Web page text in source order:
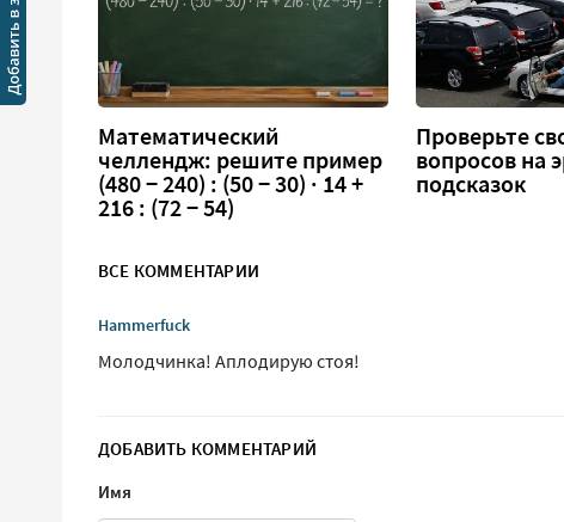
Математический
челлендж: решите пример
(480 − 240) : (50 − 30) · 14 +
216 : (72 − 54)
Проверьте
вопросов на
подсказок
ВСЕ КОММЕНТАРИИ
Hammerfuck
Молодчинка! Аплодирую стоя!
ДОБАВИТЬ КОММЕНТАРИЙ
Имя